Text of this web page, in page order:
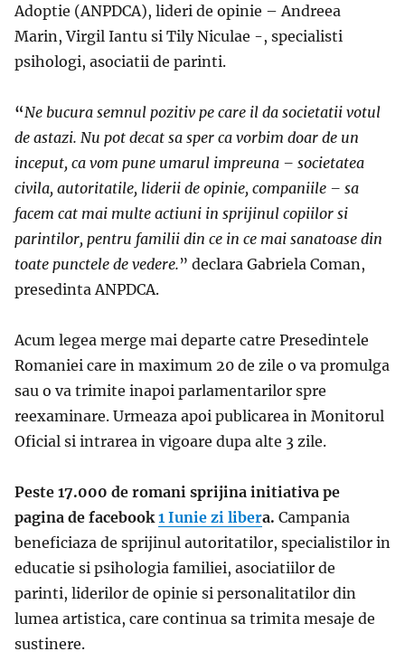
Adoptie (ANPDCA), lideri de opinie – Andreea
Marin, Virgil Iantu si Tily Niculae -, specialisti
psihologi, asociatii de parinti.
“Ne bucura semnul pozitiv pe care il da societatii votul
de astazi. Nu pot decat sa sper ca vorbim doar de un
inceput, ca vom pune umarul impreuna – societatea
civila, autoritatile, liderii de opinie, companiile – sa
facem cat mai multe actiuni in sprijinul copiilor si
parintilor, pentru familii din ce in ce mai sanatoase din
toate punctele de vedere.” declara Gabriela Coman,
presedinta ANPDCA.
Acum legea merge mai departe catre Presedintele
Romaniei care in maximum 20 de zile o va promulga
sau o va trimite inapoi parlamentarilor spre
reexaminare. Urmeaza apoi publicarea in Monitorul
Oficial si intrarea in vigoare dupa alte 3 zile.
Peste 17.000 de romani sprijina initiativa pe
pagina de facebook 1 Iunie zi libera. Campania
beneficiaza de sprijinul autoritatilor, specialistilor in
educatie si psihologia familiei, asociatiilor de
parinti, liderilor de opinie si personalitatilor din
lumea artistica, care continua sa trimita mesaje de
sustinere.